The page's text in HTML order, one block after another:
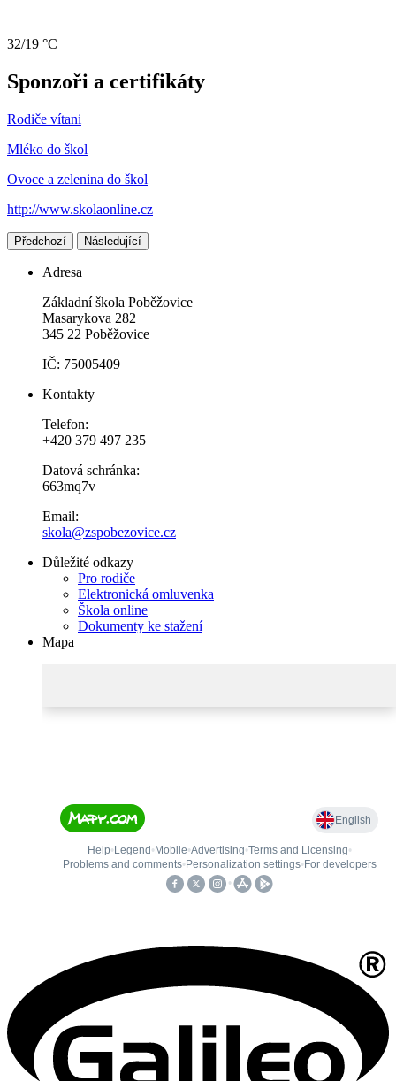
32/19 °C
Sponzoři a certifikáty
Rodiče vítani
Mléko do škol
Ovoce a zelenina do škol
http://www.skolaonline.cz
Předchozí Následující
Adresa
Základní škola Poběžovice
Masarykova 282
345 22 Poběžovice
IČ: 75005409
Kontakty
Telefon:
+420 379 497 235
Datová schránka:
663mq7v
Email:
skola@zspobezovice.cz
Důležité odkazy
Pro rodiče
Elektronická omluvenka
Škola online
Dokumenty ke stažení
Mapa